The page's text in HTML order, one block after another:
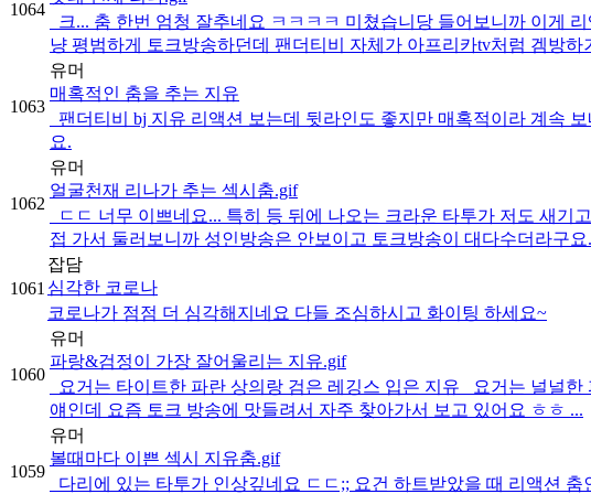
1064
크... 춤 한번 엄청 잘추네요 ㅋㅋㅋㅋ 미쳤습니당 들어보니까 이게
냥 평범하게 토크방송하던데 팬더티비 자체가 아프리카tv처럼 겜방하
1063
유머
매혹적인 춤을 추는 지유
팬더티비 bj 지유 리액션 보는데 뒷라인도 좋지만 매혹적이라 계속
요.
1062
유머
얼굴천재 리나가 추는 섹시춤.gif
ㄷㄷ 너무 이쁘네요... 특히 등 뒤에 나오는 크라운 타투가 저도 새기
접 가서 둘러보니까 성인방송은 안보이고 토크방송이 대다수더라구요
1061
잡담
심각한 코로나
코로나가 점점 더 심각해지네요 다들 조심하시고 화이팅 하세요~
1060
유머
파랑&검정이 가장 잘어울리는 지유.gif
요거는 타이트한 파란 상의랑 검은 레깅스 입은 지유 요거는 널널
얘인데 요즘 토크 방송에 맛들려서 자주 찾아가서 보고 있어요 ㅎㅎ ...
1059
유머
볼때마다 이쁜 섹시 지유춤.gif
다리에 있는 타투가 인상깊네요 ㄷㄷ;; 요건 하트받았을 때 리액션